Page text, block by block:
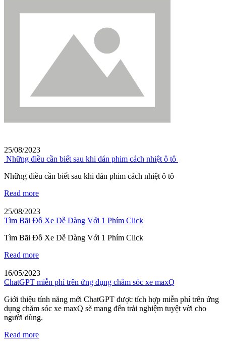
25/08/2023
Những điều cần biết sau khi dán phim cách nhiệt ô tô
Những điều cần biết sau khi dán phim cách nhiệt ô tô
Read more
25/08/2023
Tìm Bãi Đỗ Xe Dễ Dàng Với 1 Phím Click
Tìm Bãi Đỗ Xe Dễ Dàng Với 1 Phím Click
Read more
16/05/2023
ChatGPT miễn phí trên ứng dụng chăm sóc xe maxQ
Giới thiệu tính năng mới ChatGPT được tích hợp miễn phí trên ứng
dụng chăm sóc xe maxQ sẽ mang đến trải nghiệm tuyệt vời cho
người dùng.
Read more